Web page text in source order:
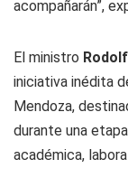
acompañarán”,
El ministro
iniciativa inédita
Mendoza,
durante una
académica,